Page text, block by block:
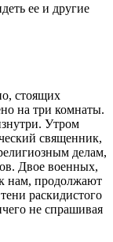
ее и другие
стоящих
на три комнаты.
Утром
священник,
делам,
Двое военных,
нам, продолжают
раскидистого
не спрашивая